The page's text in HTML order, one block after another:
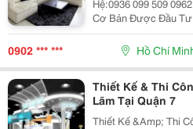
Hệ:0936 099 509 0962 353 003 Các
Cơ Bản Được Đầu Tư
Dựng, Cho Nên Việc
Cũng Trở Nên Thuận
0902 *** *** Hồ Chí
Thiết Kế & Thi
Lãm Tại Quận 7
Thiết Kế &Amp; Thi